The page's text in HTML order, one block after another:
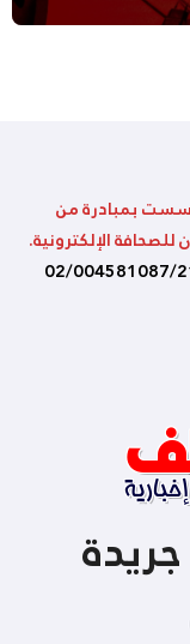
بمبادرة من
الإلكترونية.
عن – وكالة الصحافة والإتصالات . س-ت 02/004581087/21